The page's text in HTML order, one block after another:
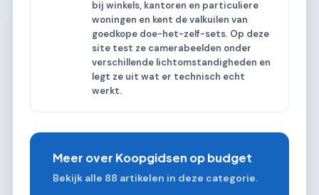
bij winkels, kantoren en particuliere
woningen en kent de valkuilen van
goedkope doe-het-zelf-sets. Op deze
site test ze camerabeelden onder
verschillende lichtomstandigheden en
legt ze uit wat er technisch echt
werkt.
Meer over Koopgidsen op budget
Bekijk alle 88 artikelen in deze categorie.